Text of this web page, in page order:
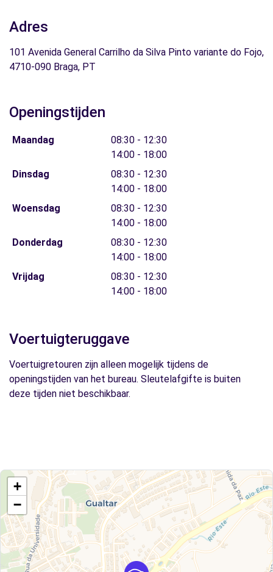
Adres
101 Avenida General Carrilho da Silva Pinto variante do Fojo,
4710-090 Braga, PT
Openingstijden
Maandag
08:30 - 12:30
14:00 - 18:00
Dinsdag
08:30 - 12:30
14:00 - 18:00
Woensdag
08:30 - 12:30
14:00 - 18:00
Donderdag
08:30 - 12:30
14:00 - 18:00
Vrijdag
08:30 - 12:30
14:00 - 18:00
Voertuigteruggave
Voertuigretouren zijn alleen mogelijk tijdens de
openingstijden van het bureau. Sleutelafgifte is buiten
deze tijden niet beschikbaar.
+
−